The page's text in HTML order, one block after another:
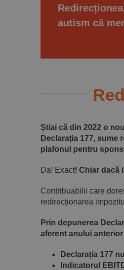
autism că
Știai că din 2022 o
Declarația 177,
plafonul pentru
Da! Exact! Chiar dacă
Contribuabilii care
redirecționarea
Prin depunerea
aferent anului
Declarația 177
Indicatorul